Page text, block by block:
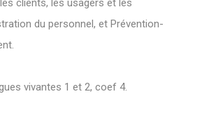
clients, les usagers et les
du personnel, et Prévention-
vivantes 1 et 2, coef 4.